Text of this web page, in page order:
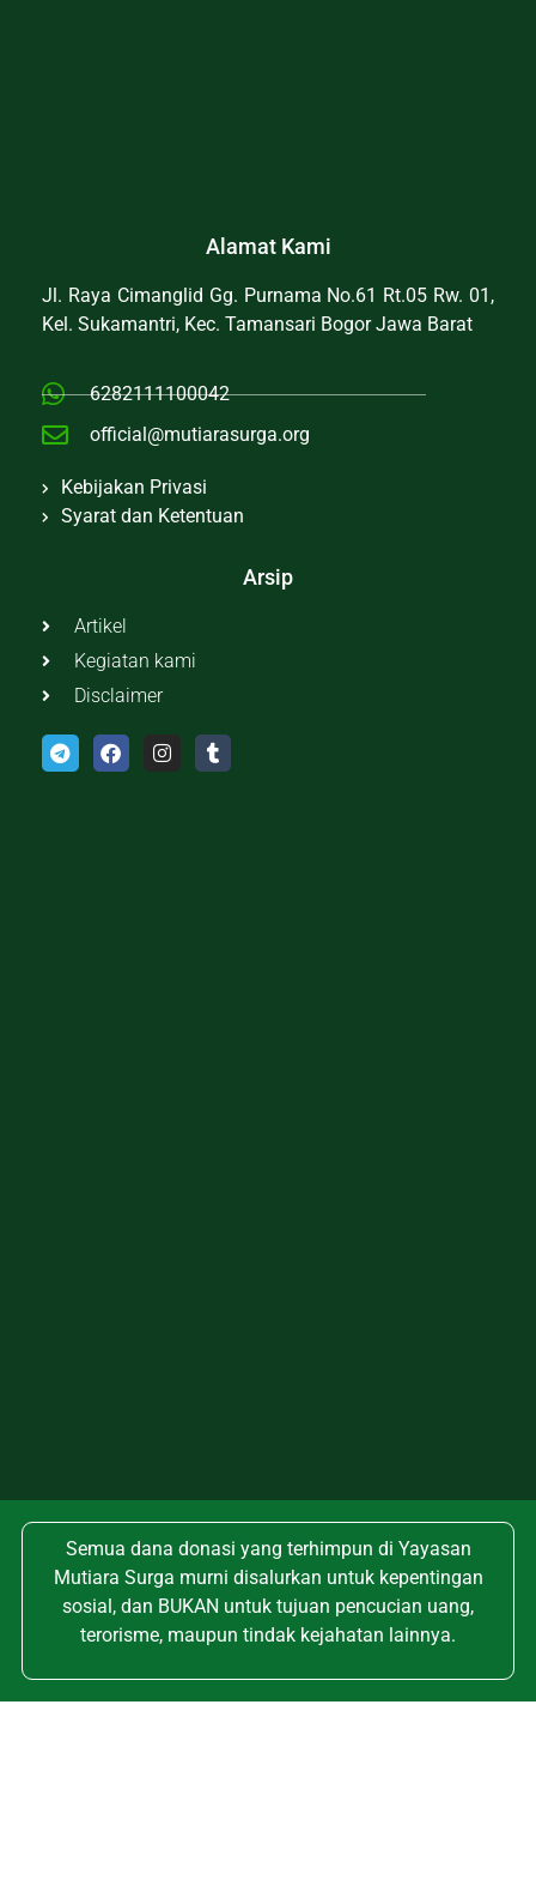
Alamat Kami
Jl. Raya Cimanglid Gg. Purnama No.61 Rt.05 Rw. 01,
Kel. Sukamantri, Kec. Tamansari Bogor Jawa Barat
6282111100042
official@mutiarasurga.org
Kebijakan Privasi
Syarat dan Ketentuan
Arsip
Artikel
Kegiatan kami
Disclaimer
Semua dana donasi yang terhimpun di Yayasan
Mutiara Surga murni disalurkan untuk kepentingan
sosial, dan BUKAN untuk tujuan pencucian uang,
terorisme, maupun tindak kejahatan lainnya.